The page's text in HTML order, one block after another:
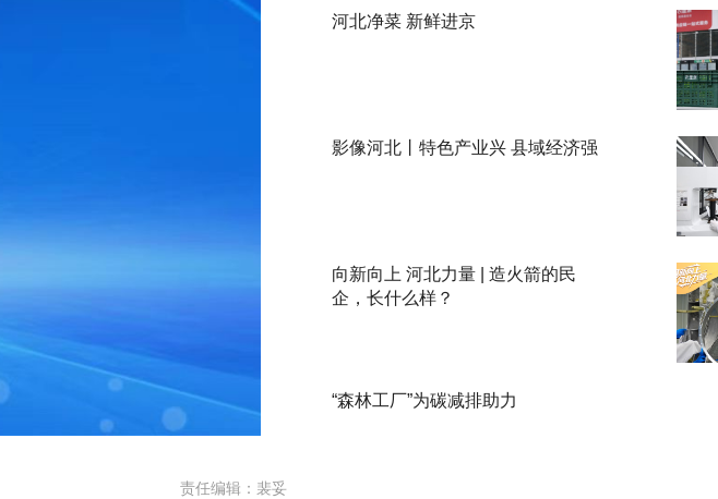
责任编辑：裴妥
河北净菜 新鲜进京
影像河北丨特色产业兴 县域经济强
向新向上 河北力量 | 造火箭的民
企，长什么样？
“森林工厂”为碳减排助力